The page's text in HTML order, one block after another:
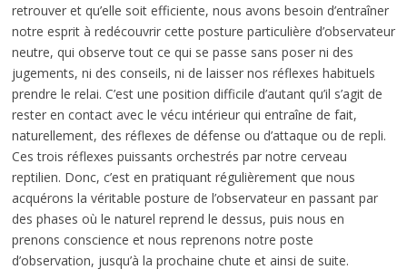
retrouver et qu’elle soit efficiente, nous avons besoin d’entraîner
notre esprit à redécouvrir cette posture particulière d’observateur
neutre, qui observe tout ce qui se passe sans poser ni des
jugements, ni des conseils, ni de laisser nos réflexes habituels
prendre le relai. C’est une position difficile d’autant qu’il s’agit de
rester en contact avec le vécu intérieur qui entraîne de fait,
naturellement, des réflexes de défense ou d’attaque ou de repli.
Ces trois réflexes puissants orchestrés par notre cerveau
reptilien. Donc, c’est en pratiquant régulièrement que nous
acquérons la véritable posture de l’observateur en passant par
des phases où le naturel reprend le dessus, puis nous en
prenons conscience et nous reprenons notre poste
d’observation, jusqu’à la prochaine chute et ainsi de suite.